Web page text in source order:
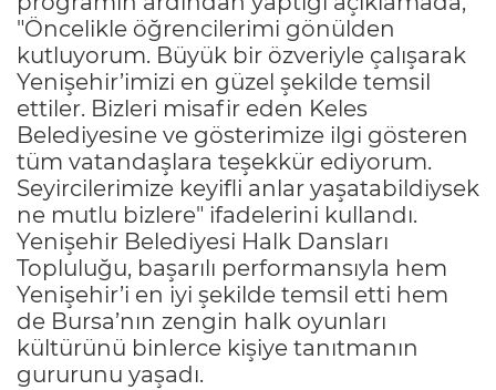
"Öncelikle öğrencilerimi gönülden
kutluyorum. Büyük bir özveriyle çalışarak
Yenişehir’imizi en güzel şekilde temsil
ettiler. Bizleri misafir eden Keles
Belediyesine ve gösterimize ilgi gösteren
tüm vatandaşlara teşekkür ediyorum.
Seyircilerimize keyifli anlar yaşatabildiysek
ne mutlu bizlere" ifadelerini kullandı.
Yenişehir Belediyesi Halk Dansları
Topluluğu, başarılı performansıyla hem
Yenişehir’i en iyi şekilde temsil etti hem
de Bursa’nın zengin halk oyunları
kültürünü binlerce kişiye tanıtmanın
gururunu yaşadı.